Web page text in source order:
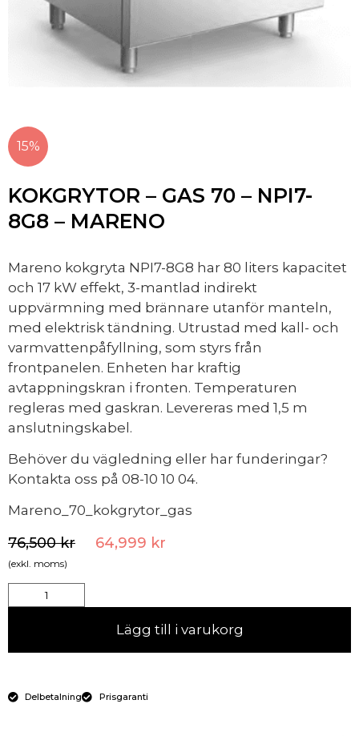
15%
KOKGRYTOR – GAS 70 – NPI7-
8G8 – MARENO
Mareno kokgryta NPI7-8G8 har 80 liters kapacitet
och 17 kW effekt, 3-mantlad indirekt
uppvärmning med brännare utanför manteln,
med elektrisk tändning. Utrustad med kall- och
varmvattenpåfyllning, som styrs från
frontpanelen. Enheten har kraftig
avtappningskran i fronten. Temperaturen
regleras med gaskran. Levereras med 1,5 m
anslutningskabel.
Behöver du vägledning eller har funderingar?
Kontakta oss på 08-10 10 04.
Mareno_70_kokgrytor_gas
76,500kr 64,999 kr
(exkl. moms)
Lägg till i varukorg
Delbetalning Prisgaranti